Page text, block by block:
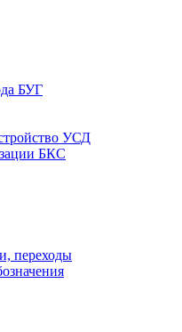
БУГ
УСД
БКС
переходы